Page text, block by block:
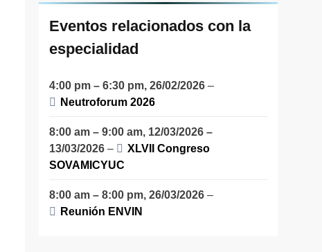
Eventos relacionados con la
especialidad
4:00 pm – 6:30 pm,26/02/2026 –
Neutroforum 2026
8:00 am – 9:00 am, 12/03/2026 –
13/03/2026 –
XLVII Congreso
SOVAMICYUC
8:00 am – 8:00 pm,26/03/2026 –
Reunión ENVIN